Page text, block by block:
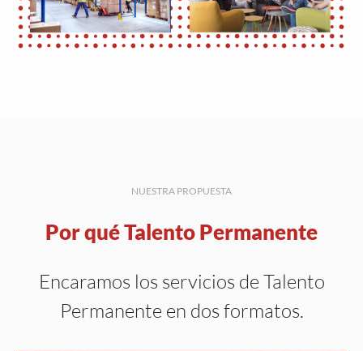
NUESTRA PROPUESTA
Por qué Talento Permanente
Encaramos los servicios de Talento
Permanente en dos formatos.